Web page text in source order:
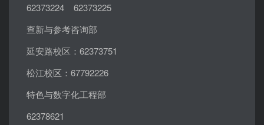
62373224 62373225
查新与参考咨询部
延安路校区：62373751
松江校区：67792226
特色与数字化工程部
62378621